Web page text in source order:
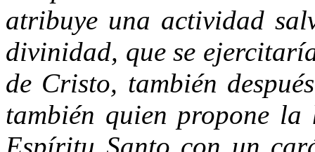
atribuye una actividad
divinidad, que se
de Cristo, también
también quien propone la